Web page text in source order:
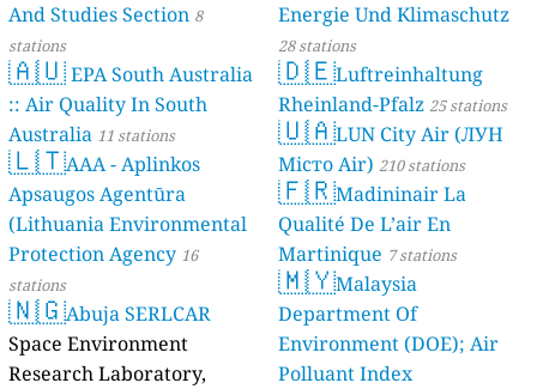
And Studies Section 8
stations
🇦🇺EPA South Australia
:: Air Quality In South
Australia 11 stations
🇱🇹AAA - Aplinkos
Apsaugos Agentūra
(Lithuania Environmental
Protection Agency 16
stations
🇳🇬Abuja SERLCAR
Space Environment
Research Laboratory,
Energie Und Klimaschutz
28 stations
🇩🇪Luftreinhaltung
Rheinland-Pfalz 25 stations
🇺🇦LUN City Air (ЛУН
Місто Air) 210 stations
🇫🇷Madininair La
Qualité De L’air En
Martinique 7 stations
🇲🇾Malaysia
Department Of
Environment (DOE); Air
Polluant Index